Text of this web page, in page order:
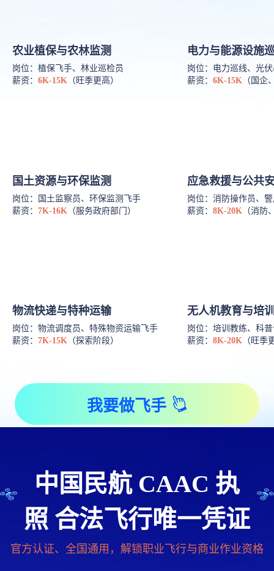
农业植保与农林监测
岗位：植保飞手、林业巡检员
薪资： 6K-15K （旺季更高）
电力与能源设施
岗位：电力巡线、光
薪资： 6K-15K （国企
国土资源与环保监测
岗位：国土监察员、环保监测飞手
薪资： 7K-16K （服务政府部门）
应急救援与公共
岗位：消防操作员、
薪资： 8K-20K （消防
物流快递与特种运输
岗位：物流调度员、特殊物资运输飞手
薪资： 7K-15K （探索阶段）
无人机教育与培
岗位：培训教练、科
薪资： 8K-20K （旺季
我要做飞手
中国民航 CAAC 执
照 合法飞行唯一凭证
官方认证、全国通用，解锁职业飞行与商业作业资格